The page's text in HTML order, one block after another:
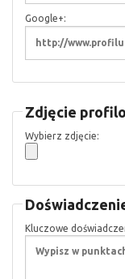
Google+:
Zdjęcie
Wybierz zdjęcie:
Kluczowe